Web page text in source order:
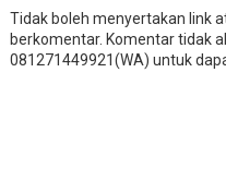
Tidak boleh menyertakan link
berkomentar. Komentar tidak
081271449921(WA) untuk